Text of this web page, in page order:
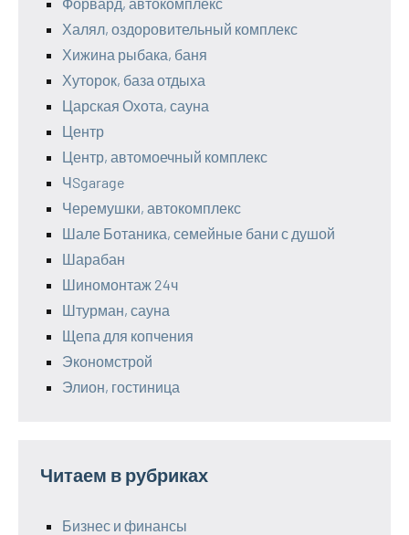
Халял, оздоровительный комплекс
Хижина рыбака, баня
Хуторок, база отдыха
Царская Охота, сауна
Центр
Центр, автомоечный комплекс
ЧSgarage
Черемушки, автокомплекс
Шале Ботаника, семейные бани с душой
Шарабан
Шиномонтаж 24ч
Штурман, сауна
Щепа для копчения
Экономстрой
Элион, гостиница
Читаем в рубриках
Бизнес и финансы